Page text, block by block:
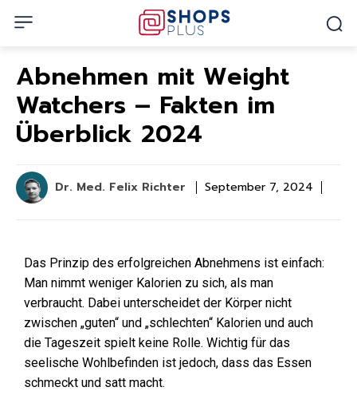
Abnehmen mit Weight
Watchers – Fakten im
Überblick 2024
Dr. Med. Felix Richter September 7, 2024
Das Prinzip des erfolgreichen Abnehmens ist einfach:
Man nimmt weniger Kalorien zu sich, als man
verbraucht. Dabei unterscheidet der Körper nicht
zwischen „guten“ und „schlechten“ Kalorien und auch
die Tageszeit spielt keine Rolle. Wichtig für das
seelische Wohlbefinden ist jedoch, dass das Essen
schmeckt und satt macht.